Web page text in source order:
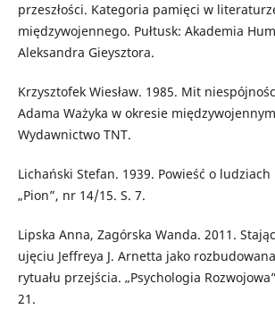
przeszłości. Kategoria pamięci w
międzywojennego. Pułtusk: Akademia
Aleksandra Gieysztora.
Krzysztofek Wiesław. 1985. Mit
Adama Ważyka w okresie
Wydawnictwo TNT.
Lichański Stefan. 1939. Powieść o
„Pion”, nr 14/15. S. 7.
Lipska Anna, Zagórska Wanda. 2011.
ujęciu Jeffreya J. Arnetta jako
rytuału przejścia. „Psychologia
21.